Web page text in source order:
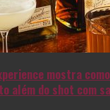
mostra
além do shot com